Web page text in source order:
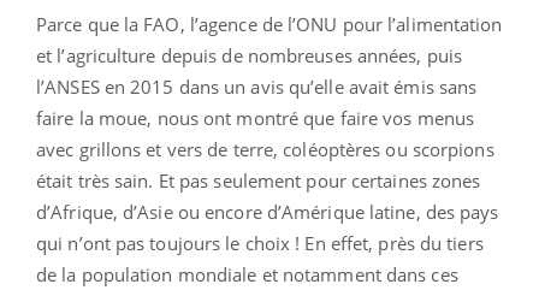
Parce que la FAO, l’agence de l’ONU pour l’alimentation
et l’agriculture depuis de nombreuses années, puis
l’ANSES en 2015 dans un avis qu’elle avait émis sans
faire la moue, nous ont montré que faire vos menus
avec grillons et vers de terre, coléoptères ou scorpions
était très sain. Et pas seulement pour certaines zones
d’Afrique, d’Asie ou encore d’Amérique latine, des pays
qui n’ont pas toujours le choix ! En effet, près du tiers
de la population mondiale et notamment dans ces